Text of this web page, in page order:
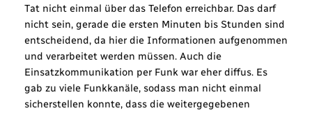
Tat nicht einmal über das Telefon erreichbar. Das darf
nicht sein, gerade die ersten Minuten bis Stunden sind
entscheidend, da hier die Informationen aufgenommen
und verarbeitet werden müssen. Auch die
Einsatzkommunikation per Funk war eher diffus. Es
gab zu viele Funkkanäle, sodass man nicht einmal
sicherstellen konnte, dass die weitergegebenen